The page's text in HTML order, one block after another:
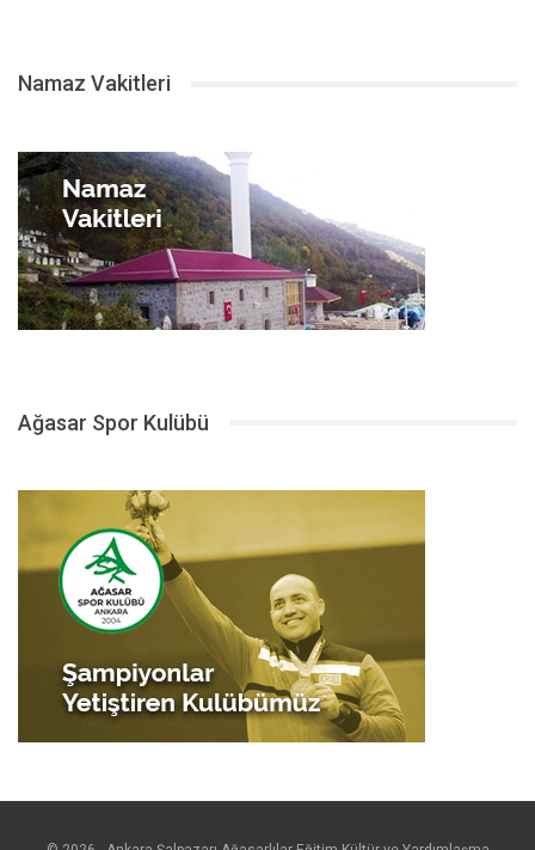
Namaz Vakitleri
Ağasar Spor Kulübü